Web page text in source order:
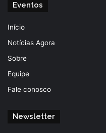
Eventos
Início
Notícias Agora
Sobre
Equipe
Fale conosco
Newsletter